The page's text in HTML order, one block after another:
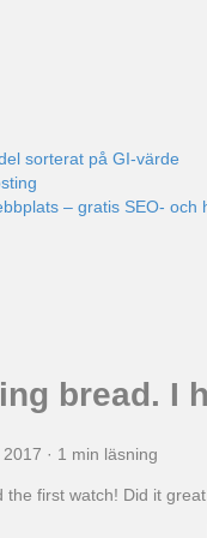
sorterat på GI-värde
– gratis SEO- och
bread. I
· 1 min läsning
the first watch! Did it